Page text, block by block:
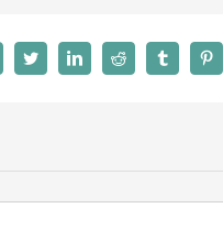
FacebookTwitterLinkedInReddit Tumblr